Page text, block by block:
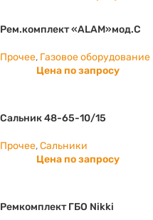
Рем.комплект «ALAM»мод.С
Прочее, Газовое оборудование
Цена по запросу
Сальник 48-65-10/15
Прочее,Сальники
Цена по запросу
Ремкомплект ГБО Nikki